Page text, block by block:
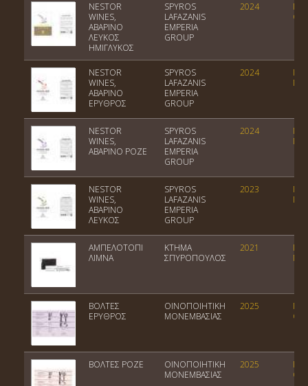
NESTOR
WINES,
ΑΒΑΡΙΝΟ
ΛΕΥΚΟΣ
ΗΜΙΓΛΥΚΟΣ
SPYROS
LAFAZANIS
EMPERIA
GROUP
2024
NESTOR
WINES,
ΑΒΑΡΙΝΟ
ΕΡΥΘΡΟΣ
SPYROS
LAFAZANIS
EMPERIA
GROUP
2024
ΠΓΕ
NESTOR
WINES,
ΑΒΑΡΙΝΟ ΡΟΖΕ
SPYROS
LAFAZANIS
EMPERIA
GROUP
2024
ΠΓΕ
NESTOR
WINES,
ΑΒΑΡΙΝΟ
ΛΕΥΚΟΣ
SPYROS
LAFAZANIS
EMPERIA
GROUP
2023
ΠΓΕ
ΑΜΠΕΛΟΤΟΠΙ
ΛΙΜΝΑ
ΚΤΗΜΑ
ΣΠΥΡΟΠΟΥΛΟΣ
2021
ΠΓΕ
ΒΟΛΤΕΣ
ΕΡΥΘΡΟΣ
ΟΙΝΟΠΟΙΗΤΙΚΗ
ΜΟΝΕΜΒΑΣΙΑΣ
2025
ΒΟΛΤΕΣ ΡΟΖΕ
ΟΙΝΟΠΟΙΗΤΙΚΗ
ΜΟΝΕΜΒΑΣΙΑΣ
2025